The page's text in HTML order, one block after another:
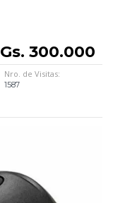
Gs. 300.000
Nro. de Visitas:
1587